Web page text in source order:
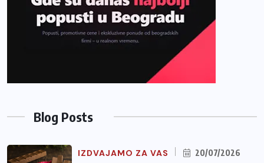
Blog Posts
IZDVAJAMO ZA VAS 20/07/2026